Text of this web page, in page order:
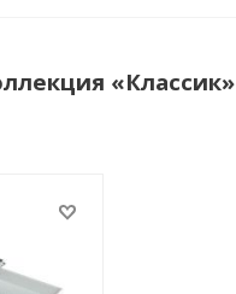
«Классик»